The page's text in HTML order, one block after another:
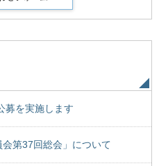
募を実施します
会第37回総会」について